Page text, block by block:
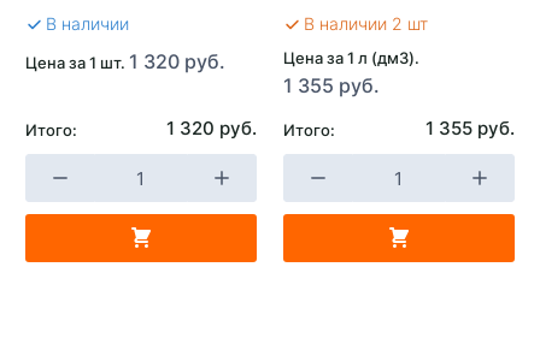
В наличии
Цена за 1 шт. 1 320 руб.
Итого: 1 320 руб.
В наличии 2 шт
Цена за 1 л (дм3).
1 355 руб.
Итого: 1 355 руб.